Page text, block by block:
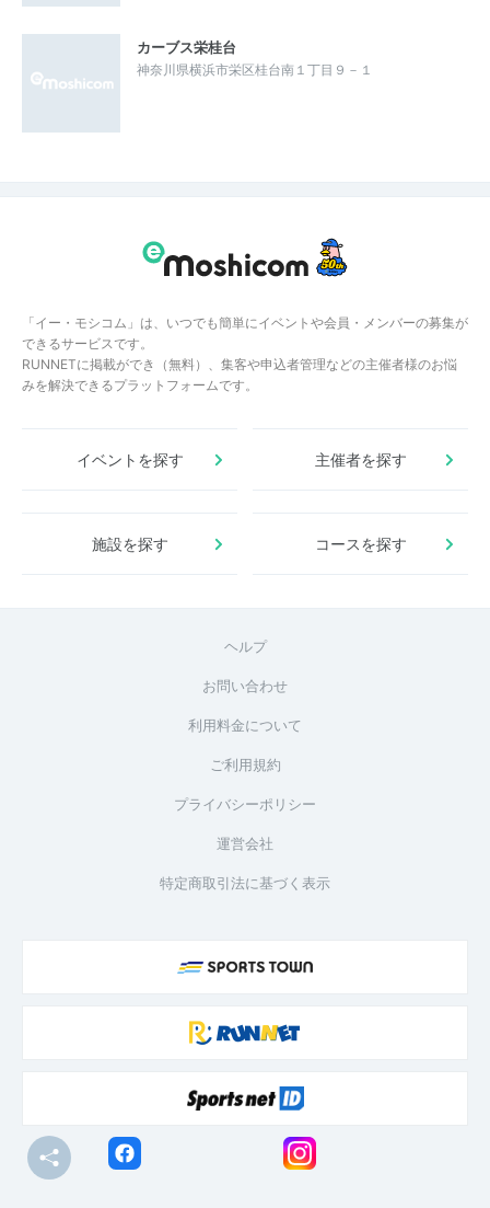
カーブス栄桂台
神奈川県横浜市栄区桂台南１丁目９－１
「イー・モシコム」は、いつでも簡単にイベントや会員・メンバーの募集が
できるサービスです。
RUNNETに掲載ができ（無料）、集客や申込者管理などの主催者様のお悩
みを解決できるプラットフォームです。
イベントを探す 主催者を探す
施設を探す コースを探す
ヘルプ
お問い合わせ
利用料金について
ご利用規約
プライバシーポリシー
運営会社
特定商取引法に基づく表示